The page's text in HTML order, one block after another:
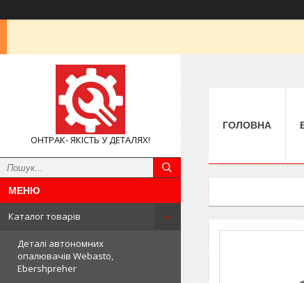
ОНТРАК- ЯКІСТЬ У ДЕТАЛЯХ!
Каталог товарів
Деталі автономних
опалювачів Webasto,
Ebershpreher
ГОЛОВНА